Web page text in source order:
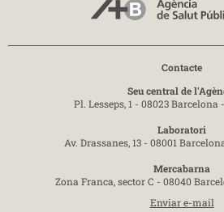
Contacte
Seu central de
Pl. Lesseps, 1 - 08023 Barcelona -
Laboratori
Av. Drassanes, 13 - 08001
Mercabarna
Zona Franca, sector C - 08040
Enviar e-mail